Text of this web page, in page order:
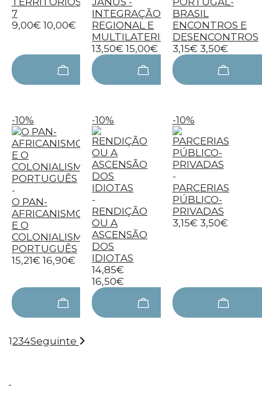
7
9,00€ 10,00€
INTEGRAÇÃO
REGIONAL E
MULTILATERISMO
13,50€ 15,00€
BRASIL
ENCONTROS E
DESENCONTROS
3,15€ 3,50€
-10%
-
O PAN-
AFRICANISMO
E O
COLONIALISMO
PORTUGUÊS
15,21€ 16,90€
-10%
-
RENDIÇÃO
OU A
ASCENSÃO
DOS
IDIOTAS
14,85€
16,50€
-10%
-
PARCERIAS
PÚBLICO-
PRIVADAS
3,15€ 3,50€
1234Seguinte